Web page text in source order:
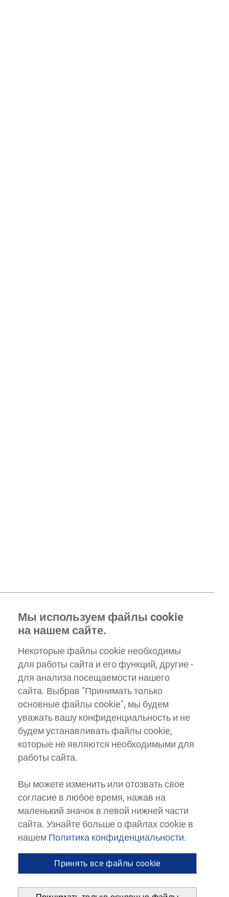
Мы используем файлы cookie
на нашем сайте.
Некоторые файлы cookie необходимы
для работы сайта и его функций, другие -
для анализа посещаемости нашего
сайта. Выбрав "Принимать только
основные файлы cookie", мы будем
уважать вашу конфиденциальность и не
будем устанавливать файлы cookie,
которые не являются необходимыми для
работы сайта.
Вы можете изменить или отозвать свое
согласие в любое время, нажав на
маленький значок в левой нижней части
сайта. Узнайте больше о файлах cookie в
нашем Политика конфиденциальности.
Принять все файлы cookie